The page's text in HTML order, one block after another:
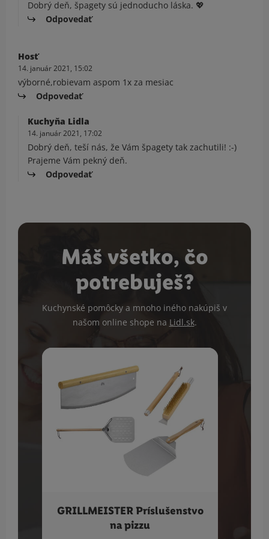
Dobrý deň, špagety sú jednoducho láska. 💖
Odpovedať
Hosť
14. január 2021, 15:02
výborné,robievam aspom 1x za mesiac
Odpovedať
Kuchyňa Lidla
14. január 2021, 17:02
Dobrý deň, teší nás, že Vám špagety tak zachutili! :-)
Prajeme Vám pekný deň.
Odpovedať
Máš všetko, čo
potrebuješ?
Kuchynské pomôcky a mnoho iného nakúpiš v
našom online shope na Lidl.sk.
GRILLMEISTER Príslušenstvo
na pizzu